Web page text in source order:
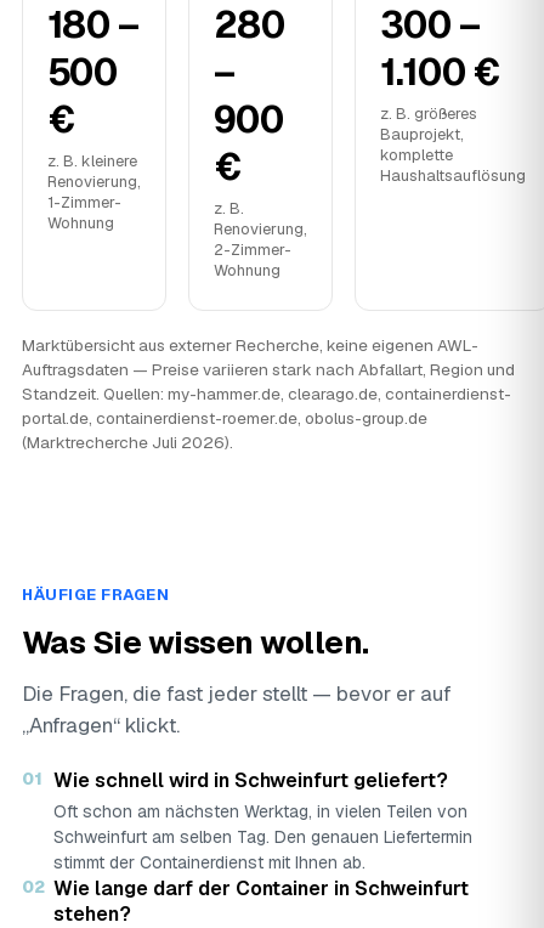
180 –
500
€
z. B. kleinere
Renovierung,
1-Zimmer-
Wohnung
280
–
900
€
z. B.
Renovierung,
2-Zimmer-
Wohnung
300 –
1.100 €
z. B. größeres
Bauprojekt,
komplette
Haushaltsauflösung
Marktübersicht aus externer Recherche, keine eigenen AWL-
Auftragsdaten — Preise variieren stark nach Abfallart, Region und
Standzeit. Quellen: my-hammer.de, clearago.de, containerdienst-
portal.de, containerdienst-roemer.de, obolus-group.de
(Marktrecherche Juli 2026).
HÄUFIGE FRAGEN
Was Sie wissen wollen.
Die Fragen, die fast jeder stellt — bevor er auf
„Anfragen“ klickt.
01 Wie schnell wird in Schweinfurt geliefert?
Oft schon am nächsten Werktag, in vielen Teilen von
Schweinfurt am selben Tag. Den genauen Liefertermin
stimmt der Containerdienst mit Ihnen ab.
02 Wie lange darf der Container in Schweinfurt
stehen?